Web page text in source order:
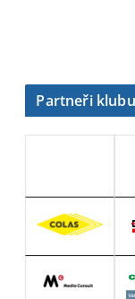
Partneři klubu